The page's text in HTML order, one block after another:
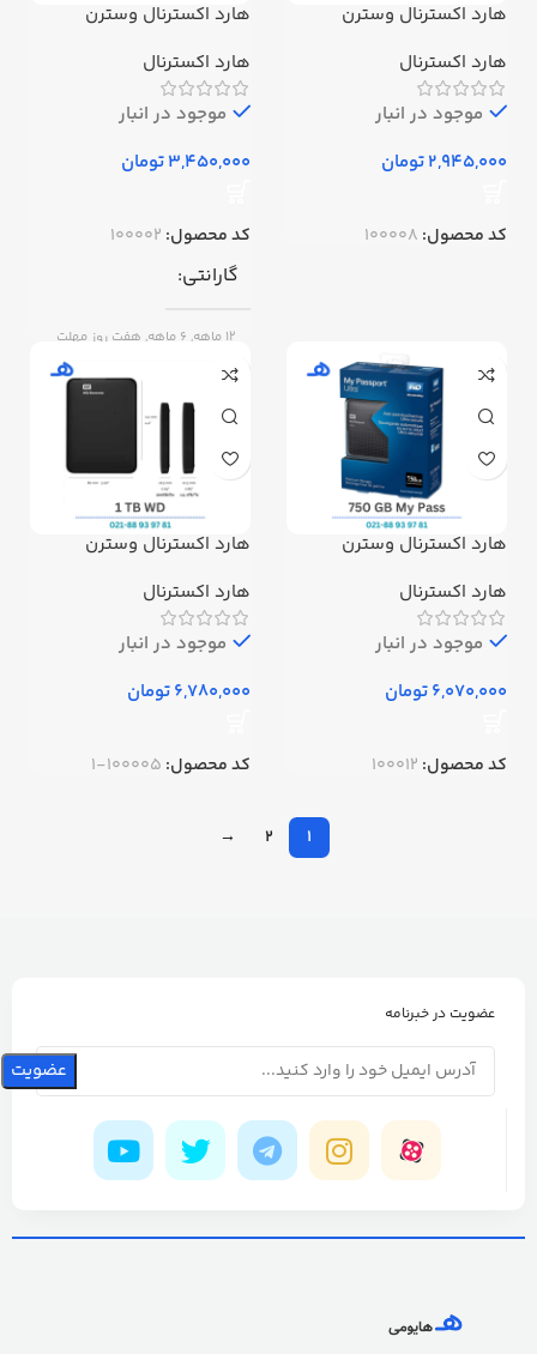
هارد اکسترنال وسترن
اMyPassport-320GBهارد اکسترنال
موجود در انبار
تومان
کد محصول: 100008
هارد اکسترنال وسترن
اMyPassport-500GBهارد اکسترنال
موجود در انبار
تومان
کد محصول: 100002
گارانتی
12 ماهه, 6 ماهه, هفت روز مهلت
هارد اکسترنال وسترن
اMyPassport-750GBهارد اکسترنال
موجود در انبار
تومان
کد محصول: 100012
هارد اکسترنال وسترن
ظرفیت 1 ترابایت
هارد اکسترنال
موجود در انبار
تومان
کد محصول: 100005-1
1
2
→
عضویت در خبرنامه